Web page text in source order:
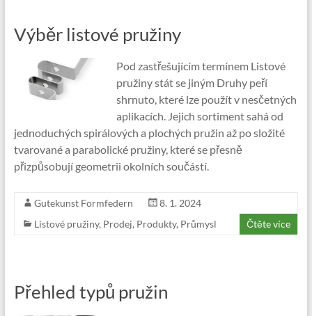
Výběr listové pružiny
Pod zastřešujícím termínem Listové
pružiny stát se jiným Druhy peří
shrnuto, které lze použít v nesčetných
aplikacích. Jejich sortiment sahá od
jednoduchých spirálových a plochých pružin až po složité
tvarované a parabolické pružiny, které se přesně
přizpůsobují geometrii okolních součástí.
Gutekunst Formfedern
8. 1. 2024
Listové pružiny, Prodej, Produkty, Průmysl Čtěte více
Přehled typů pružin